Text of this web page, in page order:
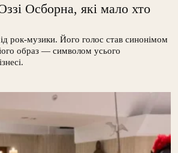
Осборна, які мало хто
рок-музики. Його голос став синонімом
образ — символом усього